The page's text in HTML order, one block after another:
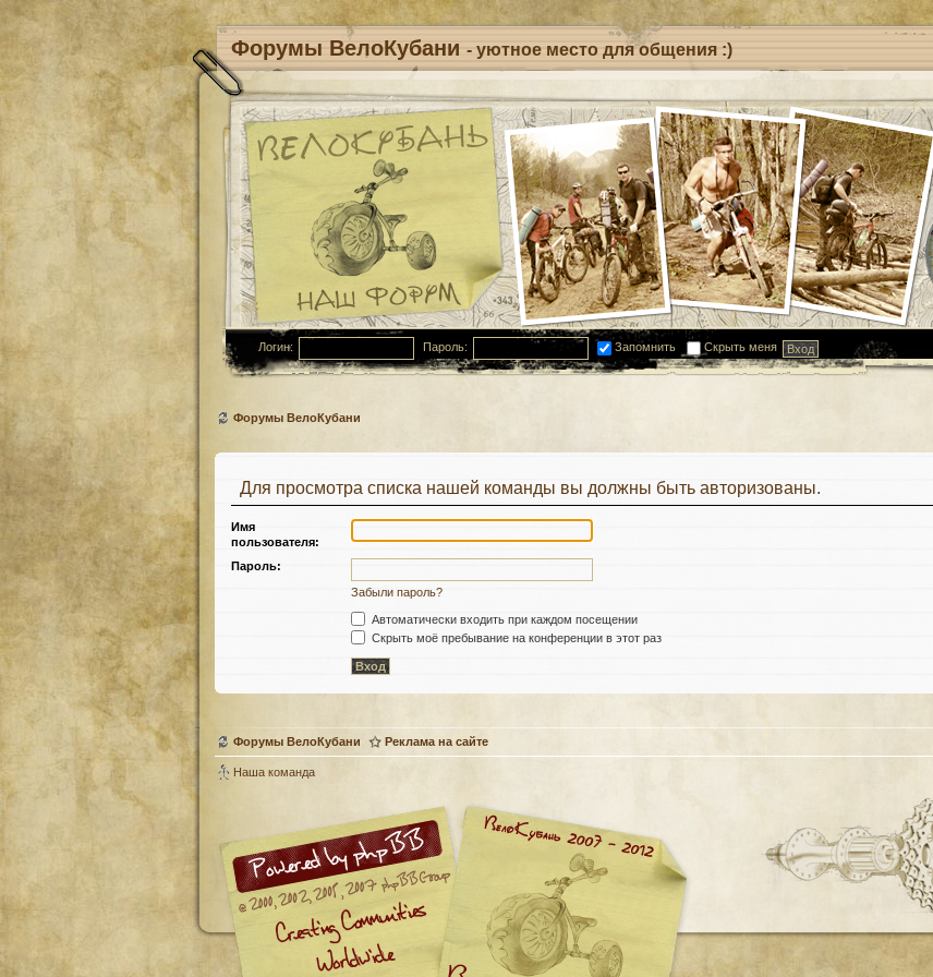
Форумы ВелоКубани - уютное место для общения :)
Логин: Пароль: Запомнить Скрыть меня
Форумы ВелоКубани
Для просмотра списка нашей команды вы должны быть авторизованы.
Имя
пользователя:
Пароль:
Забыли пароль?
Автоматически входить при каждом посещении
Скрыть моё пребывание на конференции в этот раз
Форумы ВелоКубани Реклама на сайте
Наша команда